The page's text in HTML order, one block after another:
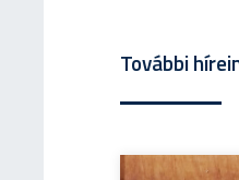
További